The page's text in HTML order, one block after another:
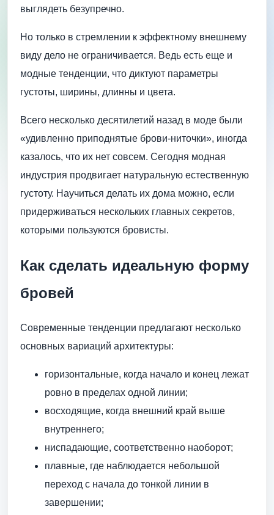
выглядеть безупречно.
Но только в стремлении к эффектному внешнему
виду дело не ограничивается. Ведь есть еще и
модные тенденции, что диктуют параметры
густоты, ширины, длинны и цвета.
Всего несколько десятилетий назад в моде были
«удивленно приподнятые брови-ниточки», иногда
казалось, что их нет совсем. Сегодня модная
индустрия продвигает натуральную естественную
густоту. Научиться делать их дома можно, если
придерживаться нескольких главных секретов,
которыми пользуются бровисты.
Как сделать идеальную форму
бровей
Современные тенденции предлагают несколько
основных вариаций архитектуры:
горизонтальные, когда начало и конец лежат
ровно в пределах одной линии;
восходящие, когда внешний край выше
внутреннего;
ниспадающие, соответственно наоборот;
плавные, где наблюдается небольшой
переход с начала до тонкой линии в
завершении;